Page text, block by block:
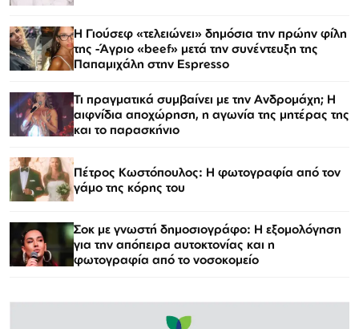
Η Γιούσεφ «τελειώνει» δημόσια την πρώην φίλη
της -Άγριο «beef» μετά την συνέντευξη της
Παπαμιχάλη στην Espresso
Τι πραγματικά συμβαίνει με την Ανδρομάχη; Η
αιφνίδια αποχώρηση, η αγωνία της μητέρας της
και το παρασκήνιο
Πέτρος Κωστόπουλος: Η φωτογραφία από τον
γάμο της κόρης του
Σοκ με γνωστή δημοσιογράφο: Η εξομολόγηση
για την απόπειρα αυτοκτονίας και η
φωτογραφία από το νοσοκομείο